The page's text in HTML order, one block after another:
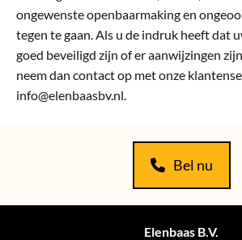
ongewenste openbaarmaking en
tegen te gaan. Als u de indruk heeft dat
goed beveiligd zijn of er aanwijzingen
neem dan contact op met onze
info@elenbaasbv.nl.
Bel nu
Elenbaas B.V.